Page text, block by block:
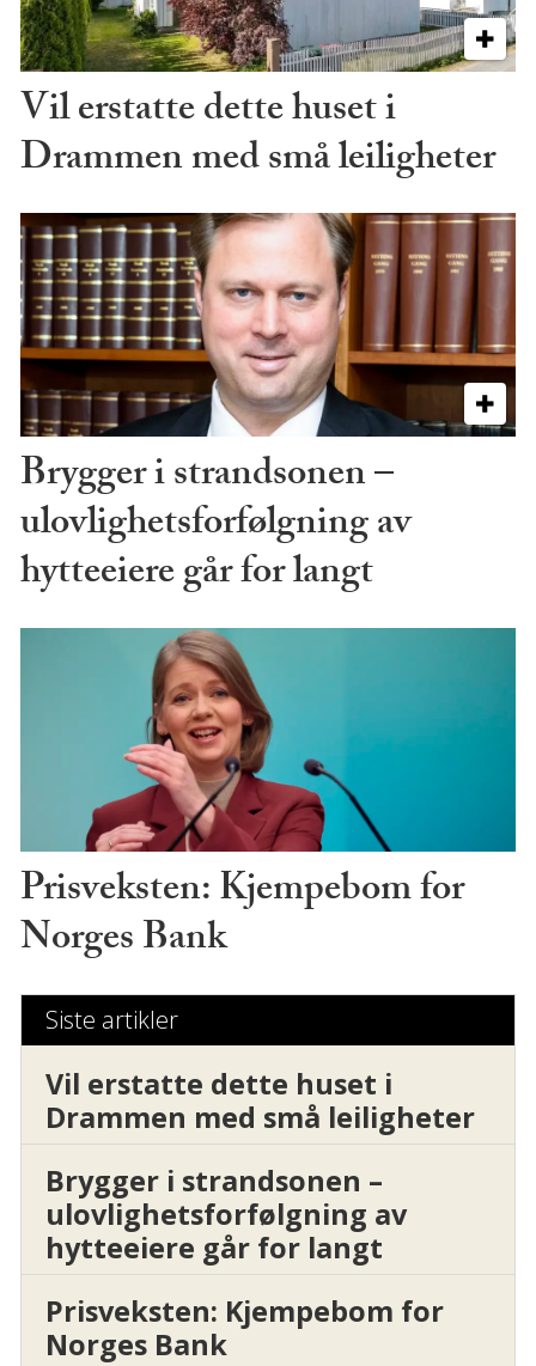
Vil erstatte dette huset i
Drammen med små leiligheter
Brygger i strandsonen –
ulovlighetsforfølgning av
hytteeiere går for langt
Prisveksten: Kjempebom for
Norges Bank
Siste artikler
Vil erstatte dette huset i
Drammen med små leiligheter
Brygger i strandsonen –
ulovlighetsforfølgning av
hytteeiere går for langt
Prisveksten: Kjempebom for
Norges Bank